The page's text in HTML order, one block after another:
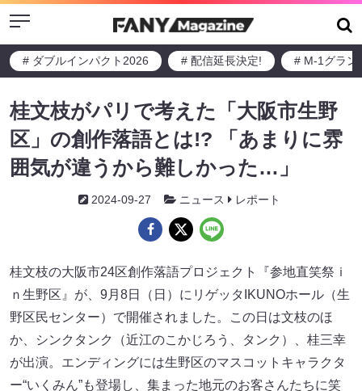
Menu
# ダブルインパクト2026 # 配信延長決定! # M-1グラン
桂文枝がパリで考えた「大阪市生野
区」の創作落語とは!? 「あまりに雰
囲気が違うから難しかった…」
2024-09-27 ニュース レポート
桂文枝の大阪市24区創作落語プロジェクト『参地直笑祭ｉ
ｎ生野区』が、9月8日（日）にリゲッタIKUNOホール（生
野区民センター）で開催されました。この日は文枝のほ
か、シンクタンク（近江のこかじろう、タンク）、桂三幸
が出演。エンディングには生野区のマスコットキャラクタ
ー“いくみん”も登場し、集まった地元のお客さんたちに笑